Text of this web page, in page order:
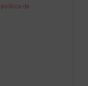
política de